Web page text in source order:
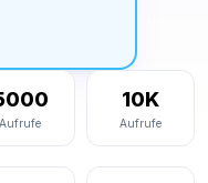
Aufrufe
10K
Aufrufe